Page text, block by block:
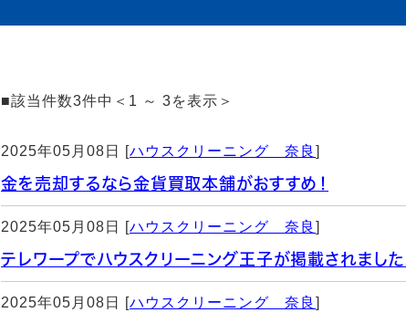
■該当件数3件中＜1 ～ 3を表示＞
2025年05月08日 [ハウスクリーニング 奈良 ]
金を売却するなら金貨買取本舗がおすすめ！
2025年05月08日 [ハウスクリーニング 奈良 ]
テレワープでハウスクリーニング王子が掲載されました
2025年05月08日 [ハウスクリーニング 奈良 ]